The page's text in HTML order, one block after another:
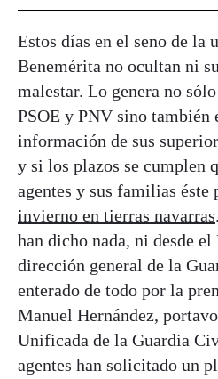
Estos días en el seno de la
Benemérita no ocultan ni
malestar. Lo genera no
PSOE y PNV sino
información de sus
y si los plazos se cumplen
agentes y sus familias éste
invierno en tierras navarras
han dicho nada, ni desde
dirección general de la
enterado de todo por la
Manuel Hernández,
Unificada de la Guardia
agentes han solicitado un